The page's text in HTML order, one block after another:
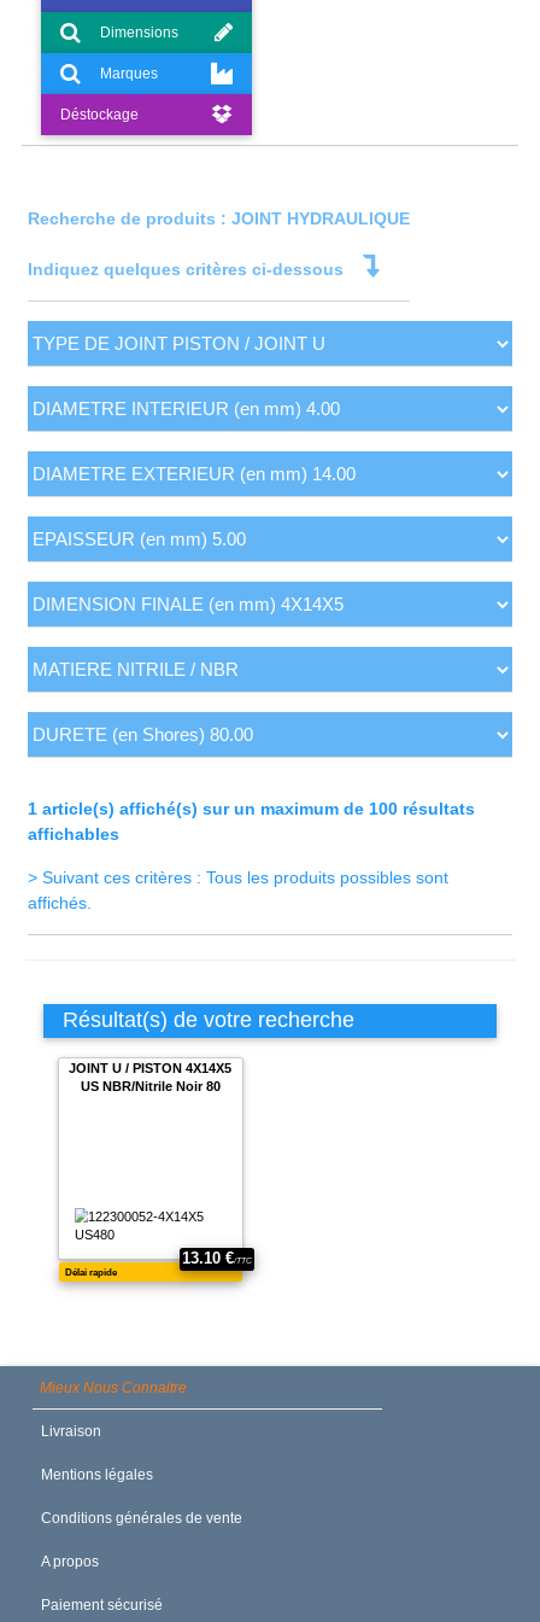
Dimensions
Marques
Déstockage
Recherche de produits : JOINT HYDRAULIQUE
Indiquez quelques critères ci-dessous
1 article(s) affiché(s) sur un maximum de 100 résultats
affichables
> Suivant ces critères : Tous les produits possibles sont
affichés.
Résultat(s) de votre recherche
Mieux Nous Connaitre
Livraison
Mentions légales
Conditions générales de vente
A propos
Paiement sécurisé